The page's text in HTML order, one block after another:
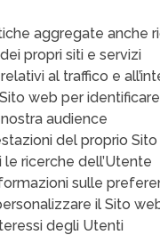
aggregate anche
propri siti e servizi
al traffico e
web per
audience
del proprio
ricerche dell’Utente
sulle
il Sito
degli Utenti